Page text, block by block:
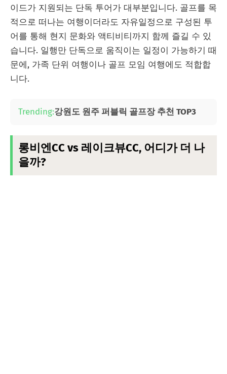
이드가 지원되는 단독 투어가 대부분입니다. 골프를 목
적으로 떠나는 여행이더라도 자유일정으로 구성된 투
어를 통해 현지 문화와 액티비티까지 함께 즐길 수 있
습니다. 일행만 단독으로 움직이는 일정이 가능하기 때
문에, 가족 단위 여행이나 골프 모임 여행에도 적합합
니다.
Trending:강원도 원주 퍼블릭 골프장 추천 TOP3
롱비엔CC vs 레이크뷰CC, 어디가 더 나
을까?